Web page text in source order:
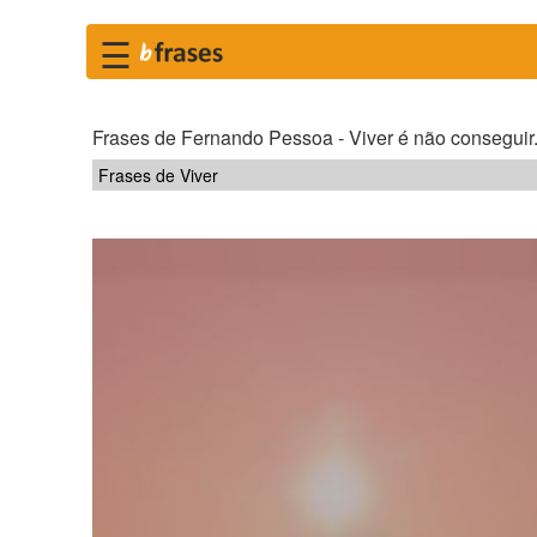
☰
Frases de Fernando Pessoa - Viver é não
Frases de Viver